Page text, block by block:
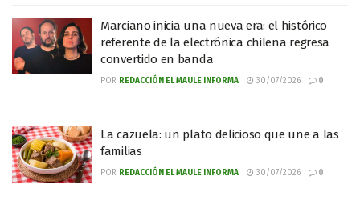
Marciano inicia una nueva era: el histórico
referente de la electrónica chilena regresa
convertido en banda
POR REDACCIÓN EL MAULE INFORMA 30/07/2026 0
La cazuela: un plato delicioso que une a las
familias
POR REDACCIÓN EL MAULE INFORMA 30/07/2026 0